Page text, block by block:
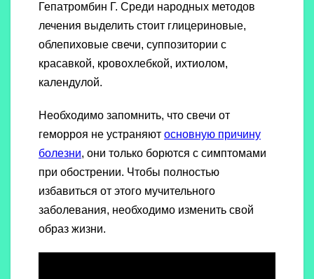
Гепатромбин Г. Среди народных методов
лечения выделить стоит глицериновые,
облепиховые свечи, суппозитории с
красавкой, кровохлебкой, ихтиолом,
календулой.
Необходимо запомнить, что свечи от
геморроя не устраняют основную причину
болезни, они только борются с симптомами
при обострении. Чтобы полностью
избавиться от этого мучительного
заболевания, необходимо изменить свой
образ жизни.